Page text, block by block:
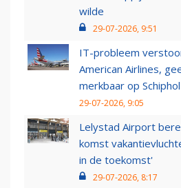
wilde
29-07-2026, 9:51
IT-probleem
American Airlines,
merkbaar op Schiphol
29-07-2026, 9:05
Lelystad Airport
komst
in de toekomst'
29-07-2026, 8:17